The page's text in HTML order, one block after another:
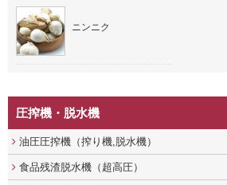
圧搾機・脱水機
油圧圧搾機（搾り機,脱水機）
食品残渣脱水機（超高圧）
ニンニク